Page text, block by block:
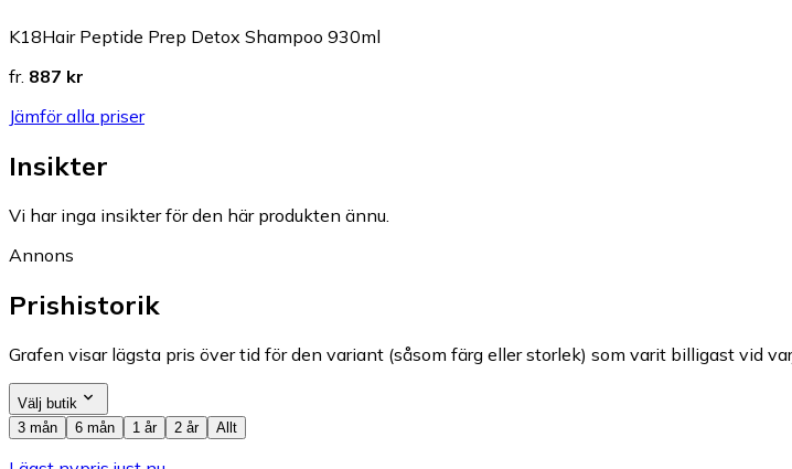
K18Hair Peptide Prep Detox Shampoo 930ml
fr. 887 kr
Jämför alla priser
Insikter
Vi har inga insikter för den här produkten ännu.
Annons
Prishistorik
Grafen visar lägsta pris över tid för den variant (såsom färg eller storlek) som varit billigast vid
Välj butik
3 mån
6 mån 1 år 2 år Allt